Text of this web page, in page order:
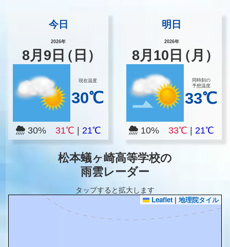
今日
2026年
8月 9 日（日）
現在温度
30℃
30% 31℃ 21℃
明日
2026年
8月 10 日（月）
同時刻の
予想温度
33℃
10%33℃ |21℃
松本蟻ヶ崎高等学校の
雨雲レーダー
タップすると拡大します
Leaflet | 地理院タイル